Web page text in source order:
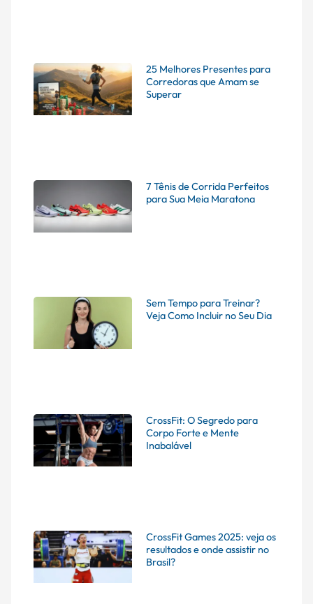
25 Melhores Presentes para
Corredoras que Amam se
Superar
7 Tênis de Corrida Perfeitos
para Sua Meia Maratona
Sem Tempo para Treinar?
Veja Como Incluir no Seu Dia
CrossFit: O Segredo para
Corpo Forte e Mente
Inabalável
CrossFit Games 2025: veja os
resultados e onde assistir no
Brasil?